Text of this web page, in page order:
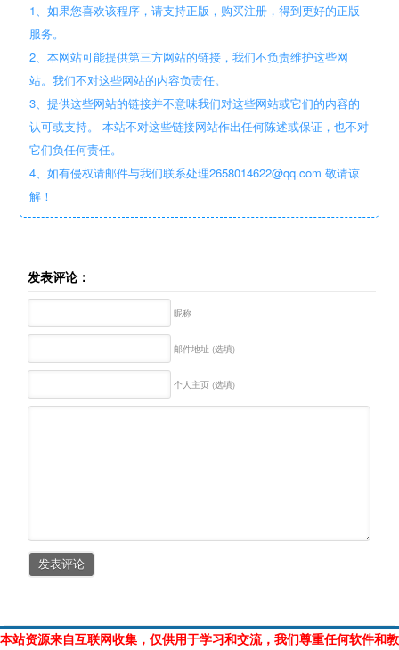
1、如果您喜欢该程序，请支持正版，购买注册，得到更好的正版
服务。
2、本网站可能提供第三方网站的链接，我们不负责维护这些网
站。我们不对这些网站的内容负责任。
3、提供这些网站的链接并不意味我们对这些网站或它们的内容的
认可或支持。 本站不对这些链接网站作出任何陈述或保证，也不对
它们负任何责任。
4、如有侵权请邮件与我们联系处理2658014622@qq.com 敬请谅
解！
发表评论：
昵称
邮件地址 (选填)
个人主页 (选填)
本站资源来自互联网收集，仅供用于学习和交流，我们尊重任何软件和教